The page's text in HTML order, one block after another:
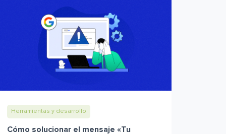
Herramientas y desarrollo
Cómo solucionar el mensaje «Tu